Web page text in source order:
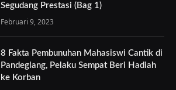
Segudang Prestasi (Bag 1)
Februari 9, 2023
8 Fakta Pembunuhan Mahasiswi Cantik di
Pandeglang, Pelaku Sempat Beri Hadiah
ke Korban